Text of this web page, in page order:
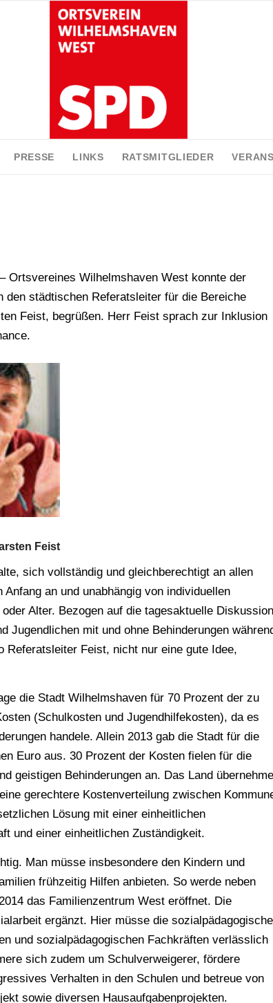
PRESSE LINKS RATSMITGLIEDER
Ortsvereines Wilhelmshaven West konnte der
städtischen Referatsleiter für die Bereiche
Feist, begrüßen. Herr Feist sprach zur Inklusion
Feist
sich vollständig und gleichberechtigt an allen
an und unabhängig von individuellen
Alter. Bezogen auf die tagesaktuelle Diskussion
Jugendlichen mit und ohne Behinderungen
Feist, nicht nur eine gute Idee,
die Stadt Wilhelmshaven für 70 Prozent der zu
(Schulkosten und Jugendhilfekosten), da es
handele. Allein 2013 gab die Stadt für die
Euro aus. 30 Prozent der Kosten fielen für die
geistigen Behinderungen an. Das Land übernehme
gerechtere Kostenverteilung zwischen
Lösung mit einer einheitlichen
und einer einheitlichen Zuständigkeit.
Man müsse insbesondere den Kindern und
frühzeitig Hilfen anbieten. So werde neben
das Familienzentrum West eröffnet. Die
ergänzt. Hier müsse die sozialpädagogische
und sozialpädagogischen Fachkräften verlässlich
sich zudem um Schulverweigerer, fördere
Verhalten in den Schulen und betreue von
sowie diversen Hausaufgabenprojekten.